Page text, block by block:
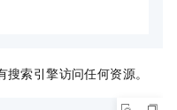
搜索引擎访问任何资源。